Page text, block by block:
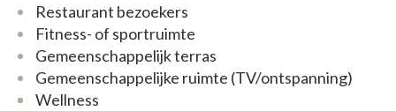
Restaurant bezoekers
Fitness- of sportruimte
Gemeenschappelijk terras
Gemeenschappelijke ruimte (TV/ontspanning)
Wellness